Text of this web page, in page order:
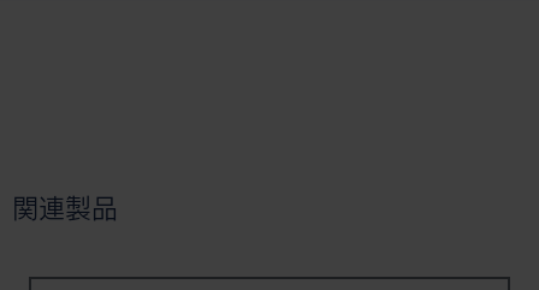
関連製品